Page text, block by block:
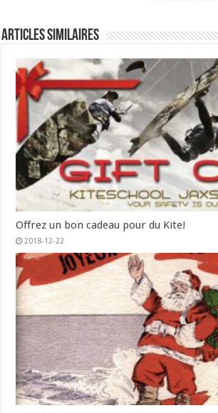
Articles similaires
Offrez un bon cadeau pour du Kite!
2018-12-22